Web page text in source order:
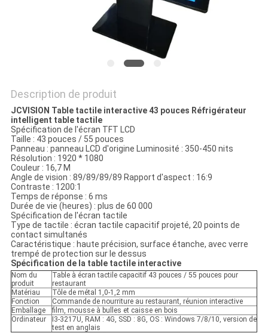
DE
CONFIDENTIALITÉ
Description de produit
JCVISION Table tactile interactive 43 pouces Réfrigérateur
intelligent table tactile
Spécification de l'écran TFT LCD
Taille : 43 pouces / 55 pouces
Panneau : panneau LCD d'origine Luminosité : 350-450 nits
Résolution : 1920 * 1080
Couleur : 16,7 M
Angle de vision : 89/89/89/89 Rapport d'aspect : 16:9
Contraste : 1200:1
Temps de réponse : 6 ms
Durée de vie (heures) : plus de 60 000
Spécification de l'écran tactile
Type de tactile : écran tactile capacitif projeté, 20 points de
contact simultanés
Caractéristique : haute précision, surface étanche, avec verre
trempé de protection sur le dessus
Spécification de la table tactile interactive
Nom du
produit
Table à écran tactile capacitif 43 pouces / 55 pouces pour
restaurant
Matériau
Tôle de métal 1,0-1,2 mm
Fonction
Commande de nourriture au restaurant, réunion interactive
Emballage
film, mousse à bulles et caisse en bois
Ordinateur
I3-3217U, RAM : 4G, SSD : 8G, OS : Windows 7/8/10, version de
test en anglais